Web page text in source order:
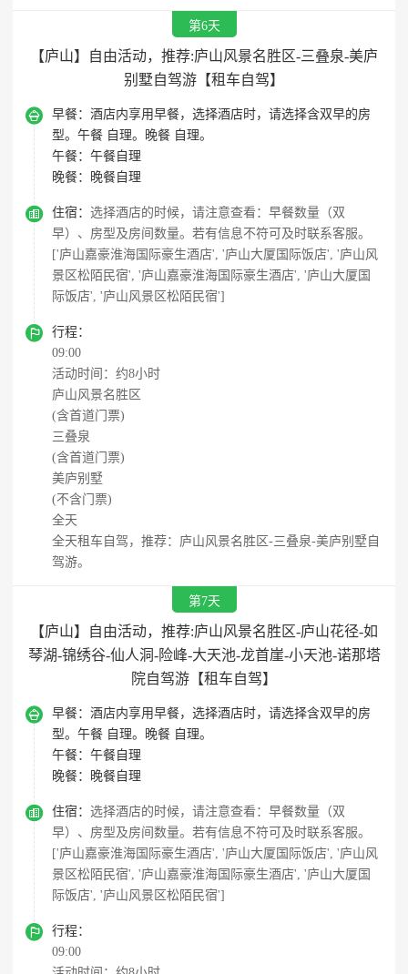
第6天
【庐山】自由活动，推荐:庐山风景名胜区-三叠泉-美庐
别墅自驾游【租车自驾】
 早餐： 酒店内享用早餐，选择酒店时，请选择含双早的房
型。午餐 自理。晚餐 自理。
午餐： 午餐自理
晚餐：
晚餐自理
 住宿： 选择酒店的时候，请注意查看：早餐数量（双
早）、房型及房间数量。若有信息不符可及时联系客服。
['庐山嘉豪淮海国际豪生酒店', '庐山大厦国际饭店', '庐山风
景区松陌民宿', '庐山嘉豪淮海国际豪生酒店', '庐山大厦国
际饭店', '庐山风景区松陌民宿']

行程：
09:00
活动时间：约8小时
庐山风景名胜区
(含首道门票)
三叠泉
(含首道门票)
美庐别墅
(不含门票)
全天
全天租车自驾，推荐：庐山风景名胜区-三叠泉-美庐别墅自
驾游。
第7天
【庐山】自由活动，推荐:庐山风景名胜区-庐山花径-如
琴湖-锦绣谷-仙人洞-险峰-大天池-龙首崖-小天池-诺那塔
院自驾游【租车自驾】
 早餐： 酒店内享用早餐，选择酒店时，请选择含双早的房
型。午餐 自理。晚餐 自理。
午餐： 午餐自理
晚餐：
晚餐自理
 住宿： 选择酒店的时候，请注意查看：早餐数量（双
早）、房型及房间数量。若有信息不符可及时联系客服。
['庐山嘉豪淮海国际豪生酒店', '庐山大厦国际饭店', '庐山风
景区松陌民宿', '庐山嘉豪淮海国际豪生酒店', '庐山大厦国
际饭店', '庐山风景区松陌民宿']

行程：
09:00